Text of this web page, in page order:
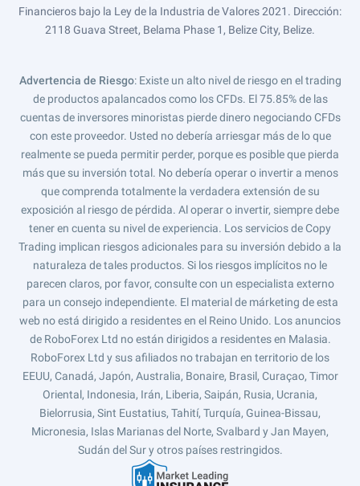
Financieros bajo la Ley de la Industria de Valores 2021. Dirección:
2118 Guava Street, Belama Phase 1, Belize City, Belize.
Advertencia de Riesgo: Existe un alto nivel de riesgo en el trading
de productos apalancados como los CFDs. El 75.85% de las
cuentas de inversores minoristas pierde dinero negociando CFDs
con este proveedor. Usted no debería arriesgar más de lo que
realmente se pueda permitir perder, porque es posible que pierda
más que su inversión total. No debería operar o invertir a menos
que comprenda totalmente la verdadera extensión de su
exposición al riesgo de pérdida. Al operar o invertir, siempre debe
tener en cuenta su nivel de experiencia. Los servicios de Copy
Trading implican riesgos adicionales para su inversión debido a la
naturaleza de tales productos. Si los riesgos implícitos no le
parecen claros, por favor, consulte con un especialista externo
para un consejo independiente. El material de márketing de esta
web no está dirigido a residentes en el Reino Unido. Los anuncios
de RoboForex Ltd no están dirigidos a residentes en Malasia.
RoboForex Ltd y sus afiliados no trabajan en territorio de los
EEUU, Canadá, Japón, Australia, Bonaire, Brasil, Curaçao, Timor
Oriental, Indonesia, Irán, Liberia, Saipán, Rusia, Ucrania,
Bielorrusia, Sint Eustatius, Tahití, Turquía, Guinea-Bissau,
Micronesia, Islas Marianas del Norte, Svalbard y Jan Mayen,
Sudán del Sur y otros países restringidos.